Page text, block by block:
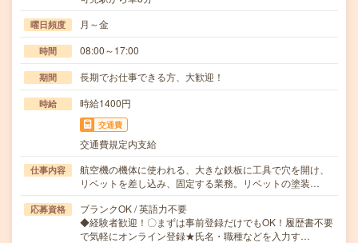
曜日頻度 月～金
時間 08:00～17:00
期間 長期でお仕事できる方、大歓迎！
時給 時給1400円
交通費
交通費規定内支給
仕事内容
航空機の機体に使われる、大きな鉄板に工具で穴を開け、
リベットを差し込み、固定する業務。リベットの塗装…
応募資格
ブランクOK / 英語力不要
◆経験者歓迎！〇まずは事前登録だけでもOK！履歴書不要
で気軽にオンライン登録★氏名・職種などを入力す…